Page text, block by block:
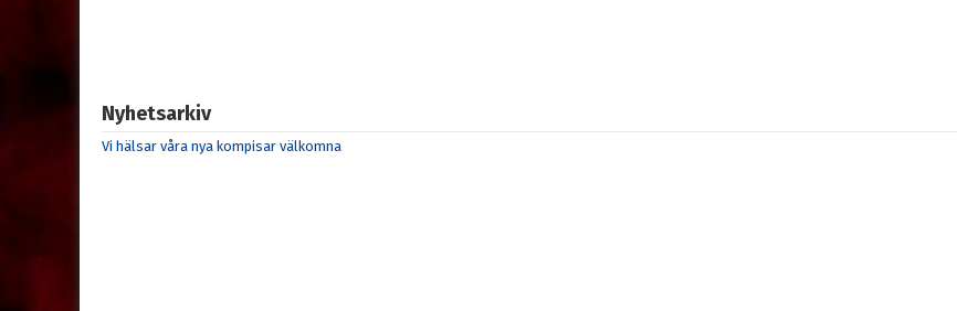
Nyhetsarkiv
Vi hälsar våra nya kompisar välkomna